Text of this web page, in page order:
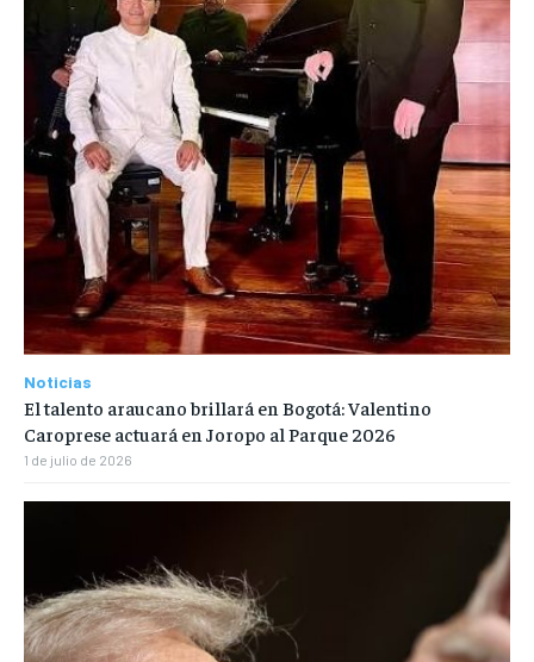
Noticias
El talento araucano brillará en Bogotá: Valentino
Caroprese actuará en Joropo al Parque 2026
1 de julio de 2026